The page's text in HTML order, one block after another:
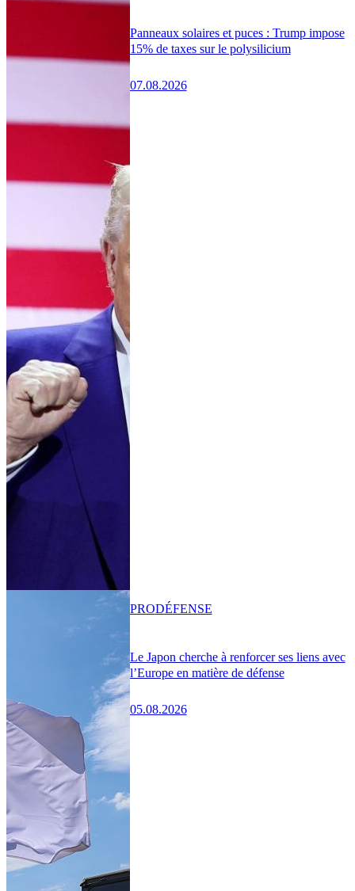
Panneaux solaires et puces : Trump impose
15% de taxes sur le polysilicium
07.08.2026
Le Japon cherche à renforcer ses liens avec
l’Europe en matière de défense
05.08.2026
PRODÉFENSE